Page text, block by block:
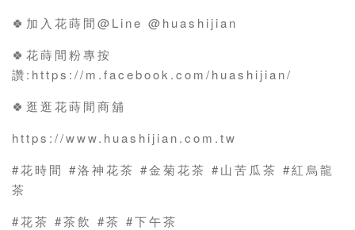
🍀加入花蒔間@Line @huashijian
🍀花蒔間粉專按
讚:https://m.facebook.com/huashijian/
🍀逛逛花蒔間商舖
https://www.huashijian.com.tw
#花時間 #洛神花茶 #金菊花茶 #山苦瓜茶 #紅烏龍
茶
#花茶 #茶飲 #茶 #下午茶